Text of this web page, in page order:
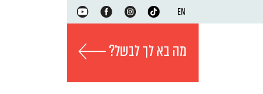
EN
מה בא לך לבשל?